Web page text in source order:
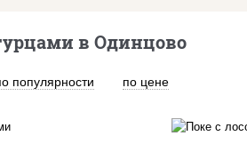
в Одинцово
популярности по цене